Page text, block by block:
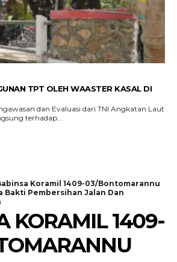
TPT OLEH WAASTER KASAL DI
dan Evaluasi dari TNI Angkatan Laut
terhadap...